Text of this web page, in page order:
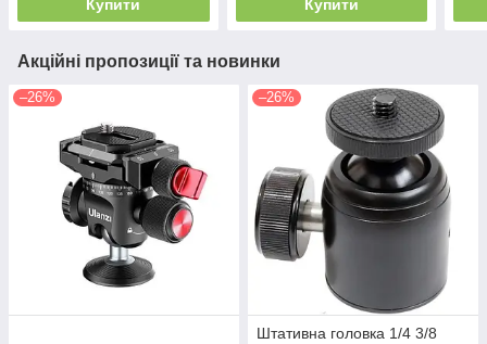
Купити Купити
Акційні пропозиції та новинки
–26% –26%
Штативна головка 1/4 3/8